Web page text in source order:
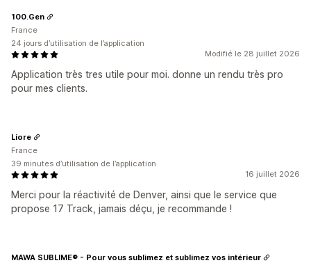
Modifié le 28 juillet 2026
Application très tres utile pour moi. donne un rendu très pro
pour mes clients.
100.Gen
France
24 jours d’utilisation de l’application
16 juillet 2026
Merci pour la réactivité de Denver, ainsi que le service que
propose 17 Track, jamais déçu, je recommande !
Liore
France
39 minutes d’utilisation de l’application
MAWA SUBLIME® - Pour vous sublimez et sublimez vos intérieur